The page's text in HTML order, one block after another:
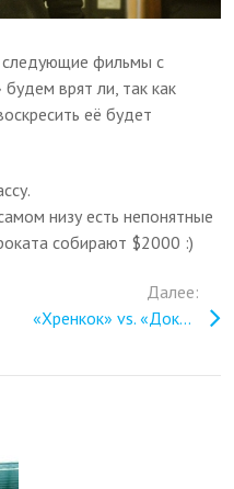
фильмы с
врят ли, так как
её будет
низу есть непонятные
собирают $2000 :)
Все записи
Далее:
«Хренкок» vs. «Доказательство смерти»